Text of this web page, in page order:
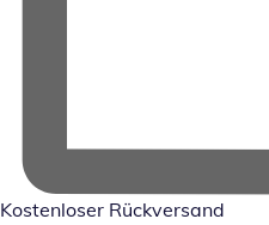
Kostenloser Rückversand